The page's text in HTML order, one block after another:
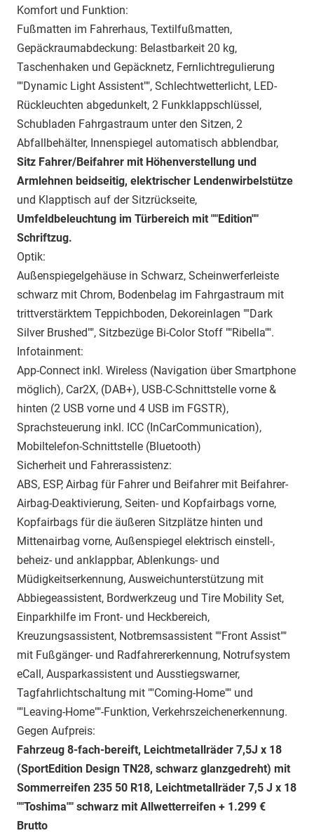
Komfort und Funktion:
Fußmatten im Fahrerhaus, Textilfußmatten,
Gepäckraumabdeckung: Belastbarkeit 20 kg,
Taschenhaken und Gepäcknetz, Fernlichtregulierung
""Dynamic Light Assistent"", Schlechtwetterlicht, LED-
Rückleuchten abgedunkelt, 2 Funkklappschlüssel,
Schubladen Fahrgastraum unter den Sitzen, 2
Abfallbehälter, Innenspiegel automatisch abblendbar,
Sitz Fahrer/Beifahrer mit Höhenverstellung und
Armlehnen beidseitig, elektrischer Lendenwirbelstütze
und Klapptisch auf der Sitzrückseite,
Umfeldbeleuchtung im Türbereich mit ""Edition""
Schriftzug.
Optik:
Außenspiegelgehäuse in Schwarz, Scheinwerferleiste
schwarz mit Chrom, Bodenbelag im Fahrgastraum mit
trittverstärktem Teppichboden, Dekoreinlagen ""Dark
Silver Brushed"", Sitzbezüge Bi-Color Stoff ""Ribella"".
Infotainment:
App-Connect inkl. Wireless (Navigation über Smartphone
möglich), Car2X, (DAB+), USB-C-Schnittstelle vorne &
hinten (2 USB vorne und 4 USB im FGSTR),
Sprachsteuerung inkl. ICC (InCarCommunication),
Mobiltelefon-Schnittstelle (Bluetooth)
Sicherheit und Fahrerassistenz:
ABS, ESP, Airbag für Fahrer und Beifahrer mit Beifahrer-
Airbag-Deaktivierung, Seiten- und Kopfairbags vorne,
Kopfairbags für die äußeren Sitzplätze hinten und
Mittenairbag vorne, Außenspiegel elektrisch einstell-,
beheiz- und anklappbar, Ablenkungs- und
Müdigkeitserkennung, Ausweichunterstützung mit
Abbiegeassistent, Bordwerkzeug und Tire Mobility Set,
Einparkhilfe im Front- und Heckbereich,
Kreuzungsassistent, Notbremsassistent ""Front Assist""
mit Fußgänger- und Radfahrererkennung, Notrufsystem
eCall, Ausparkassistent und Ausstiegswarner,
Tagfahrlichtschaltung mit ""Coming-Home"" und
""Leaving-Home""-Funktion, Verkehrszeichenerkennung.
Gegen Aufpreis:
Fahrzeug 8-fach-bereift, Leichtmetallräder 7,5J x 18
(SportEdition Design TN28, schwarz glanzgedreht) mit
Sommerreifen 235 50 R18, Leichtmetallräder 7,5 J x 18
""Toshima"" schwarz mit Allwetterreifen + 1.299 €
Brutto